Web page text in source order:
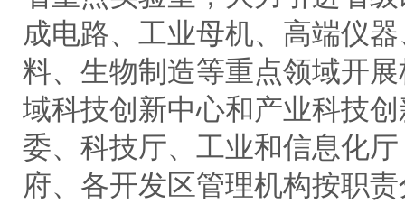
成电路、工业母机、高端仪
料、生物制造等重点领域开
域科技创新中心和产业科技
委、科技厅、工业和信息化
府、各开发区管理机构按职